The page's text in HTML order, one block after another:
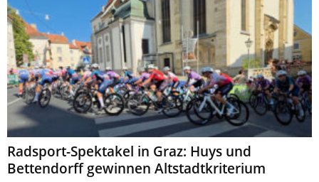
Radsport-Spektakel in Graz: Huys und
Bettendorff gewinnen Altstadtkriterium